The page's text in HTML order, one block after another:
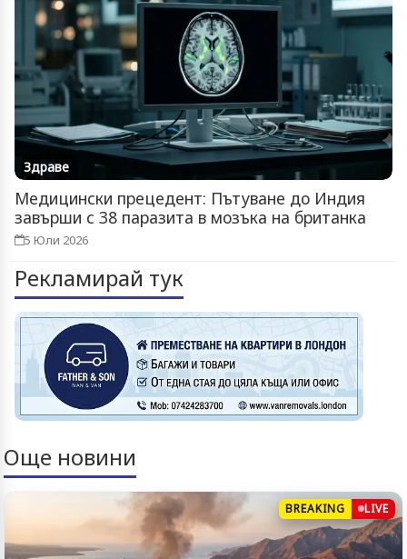
Здраве
Медицински прецедент: Пътуване до Индия
завърши с 38 паразита в мозъка на британка
5 Юли 2026
Рекламирай тук
Още новини
BREAKING LIVE